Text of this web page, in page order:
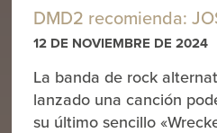
DMD2 recomienda:
12 DE NOVIEMBRE DE 2024
La banda de rock
lanzado una canción
su último sencillo